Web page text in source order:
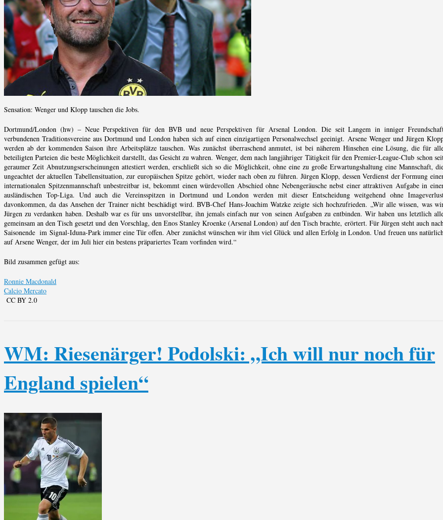
Sensation: Wenger und Klopp tauschen die Jobs.
Dortmund/London (hw) – Neue Perspektiven für den BVB und neue Perspektiven für Arsenal London. Die seit Langem in inniger
verbundenen Traditionsvereine aus Dortmund und London haben sich auf einen einzigartigen Personalwechsel geeinigt. Arsene Wenger und Jürgen
werden ab der kommenden Saison ihre Arbeitsplätze tauschen. Was zunächst überraschend anmutet, ist bei näherem Hinsehen eine Lösung, die für
beteiligten Parteien die beste Möglichkeit darstellt, das Gesicht zu wahren. Wenger, dem nach langjähriger Tätigkeit für den Premier-League-Club schon
geraumer Zeit Abnutzungserscheinungen attestiert werden, erschließt sich so die Möglichkeit, ohne eine zu große Erwartungshaltung eine Mannschaft,
ungeachtet der aktuellen Tabellensituation, zur europäischen Spitze gehört, wieder nach oben zu führen. Jürgen Klopp, dessen Verdienst der Formung
internationalen Spitzenmannschaft unbestreitbar ist, bekommt einen würdevollen Abschied ohne Nebengeräusche nebst einer attraktiven Aufgabe in
ausländischen Top-Liga. Und auch die Vereinsspitzen in Dortmund und London werden mit dieser Entscheidung weitgehend ohne
davonkommen, da das Ansehen der Trainer nicht beschädigt wird. BVB-Chef Hans-Joachim Watzke zeigte sich hochzufrieden. „Wir alle wissen, was
Jürgen zu verdanken haben. Deshalb war es für uns unvorstellbar, ihn jemals einfach nur von seinen Aufgaben zu entbinden. Wir haben uns letztlich
gemeinsam an den Tisch gesetzt und den Vorschlag, den Enos Stanley Kroenke (Arsenal London) auf den Tisch brachte, erörtert. Für Jürgen steht auch
Saisonende im Signal-Iduna-Park immer eine Tür offen. Aber zunächst wünschen wir ihm viel Glück und allen Erfolg in London. Und freuen uns
auf Arsene Wenger, der im Juli hier ein bestens präpariertes Team vorfinden wird.“
Bild zusammen gefügt aus:
Ronnie Macdonald
Calcio Mercato
CC BY 2.0
WM: Riesenärger! Podolski: „Ich will nur noch für
England spielen“